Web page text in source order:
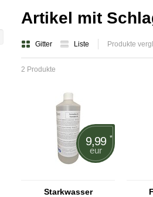
Artikel mit
Gitter Liste Produkte
2 Produkte
9,99 *
eur
Starkwasser